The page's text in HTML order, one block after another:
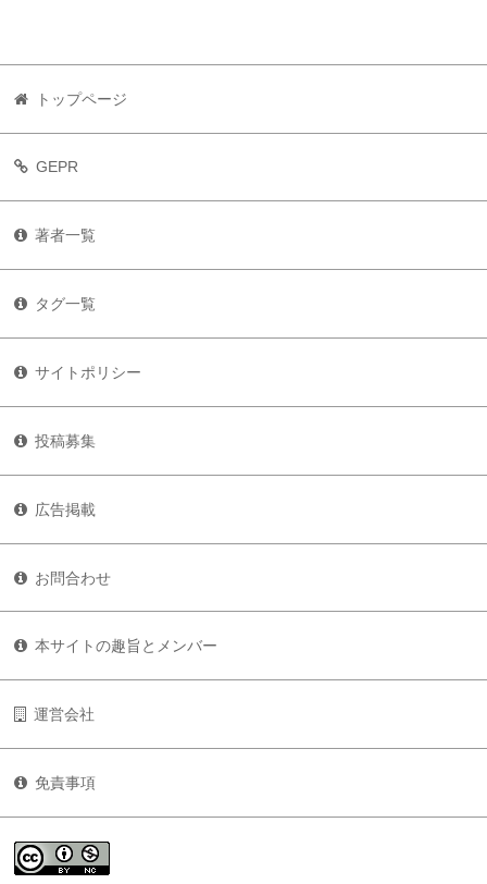
トップページ
GEPR
著者一覧
タグ一覧
サイトポリシー
投稿募集
広告掲載
お問合わせ
本サイトの趣旨とメンバー
運営会社
免責事項